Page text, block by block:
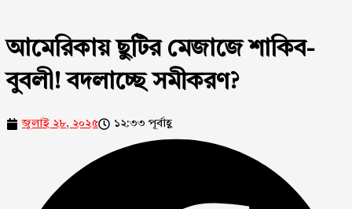
আমেরিকায় ছুটির মেজাজে শাকিব-
বুবলী! বদলাচ্ছে সমীকরণ?
জুলাই ২৮, ২০২৫ ১২:৩৩ পূর্বাহ্ণ